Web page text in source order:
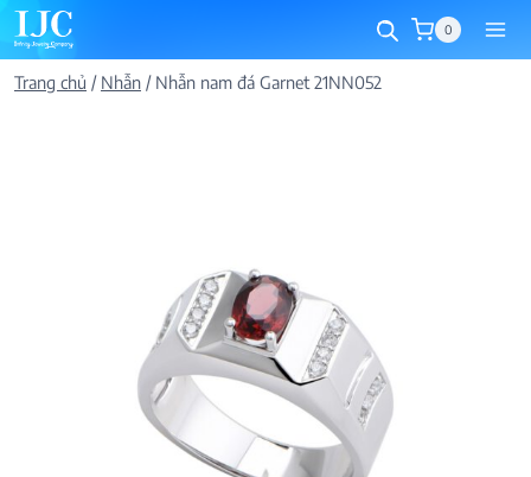
Skip
to
content
0
Trang chủ / Nhẫn / Nhẫn nam đá Garnet 21NN052